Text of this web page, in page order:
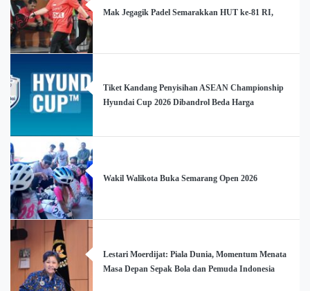
Mak Jegagik Padel Semarakkan HUT ke-81 RI,
Tiket Kandang Penyisihan ASEAN Championship
Hyundai Cup 2026 Dibandrol Beda Harga
Wakil Walikota Buka Semarang Open 2026
Lestari Moerdijat: Piala Dunia, Momentum Menata
Masa Depan Sepak Bola dan Pemuda Indonesia